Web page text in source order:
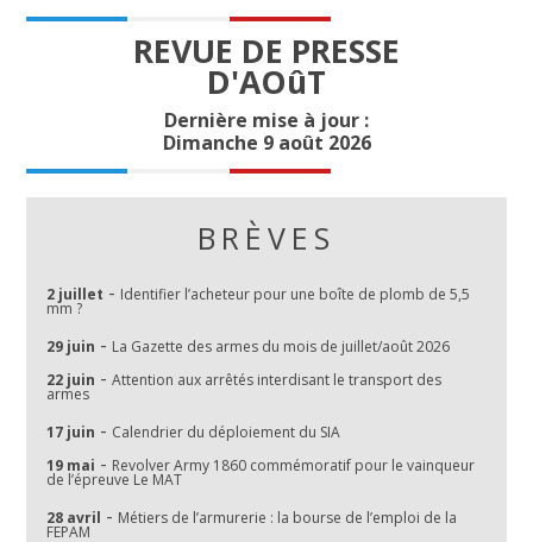
REVUE DE PRESSE
D'AOûT
Dernière mise à jour :
Dimanche 9 août 2026
BRÈVES
2 juillet - Identifier l’acheteur pour une boîte de plomb de 5,5
mm ?
29 juin - La Gazette des armes du mois de juillet/août 2026
22 juin -Attention aux arrêtés interdisant le transport des
armes
17 juin - Calendrier du déploiement du SIA
19 mai - Revolver Army 1860 commémoratif pour le vainqueur
de l’épreuve Le MAT
28 avril - Métiers de l’armurerie : la bourse de l’emploi de la
FEPAM